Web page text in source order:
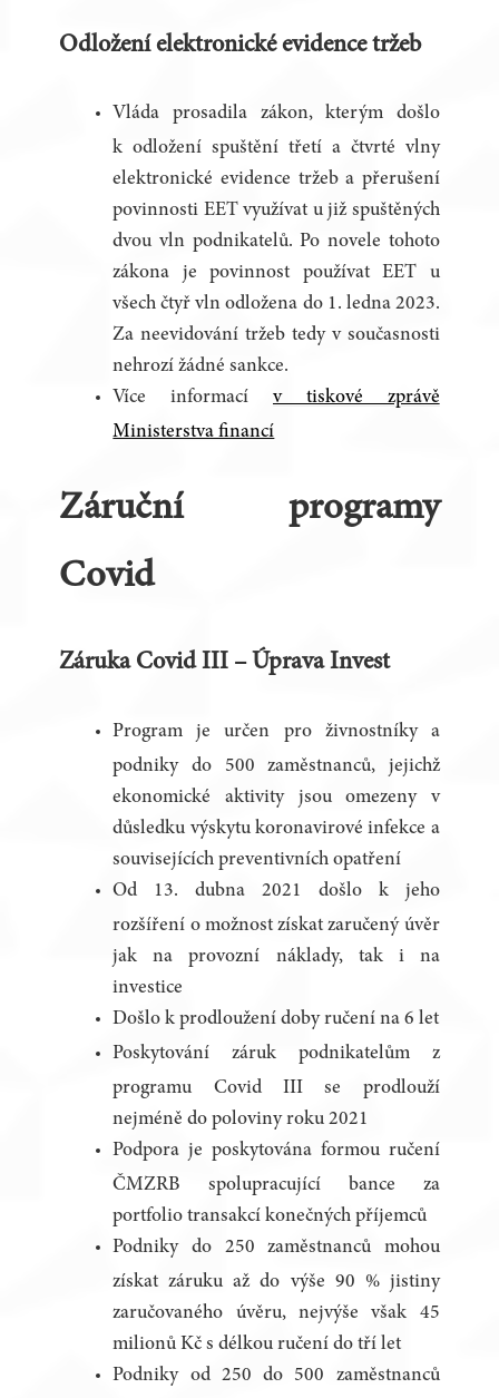
Odložení elektronické evidence tržeb
Vláda prosadila zákon, kterým došlo
k odložení spuštění třetí a čtvrté vlny
elektronické evidence tržeb a přerušení
povinnosti EET využívat u již spuštěných
dvou vln podnikatelů. Po novele tohoto
zákona je povinnost používat EET u
všech čtyř vln odložena do 1. ledna 2023.
Za neevidování tržeb tedy v současnosti
nehrozí žádné sankce.
Více informací v tiskové zprávě
Ministerstva financí
Záruční programy
Covid
Záruka Covid III – Úprava Invest
Program je určen pro živnostníky a
podniky do 500 zaměstnanců, jejichž
ekonomické aktivity jsou omezeny v
důsledku výskytu koronavirové infekce a
souvisejících preventivních opatření
Od 13. dubna 2021 došlo k jeho
rozšíření o možnost získat zaručený úvěr
jak na provozní náklady, tak i na
investice
Došlo k prodloužení doby ručení na 6 let
Poskytování záruk podnikatelům z
programu Covid III se prodlouží
nejméně do poloviny roku 2021
Podpora je poskytována formou ručení
ČMZRB spolupracující bance za
portfolio transakcí konečných příjemců
Podniky do 250 zaměstnanců mohou
získat záruku až do výše 90 % jistiny
zaručovaného úvěru, nejvýše však 45
milionů Kč s délkou ručení do tří let
Podniky od 250 do 500 zaměstnanců